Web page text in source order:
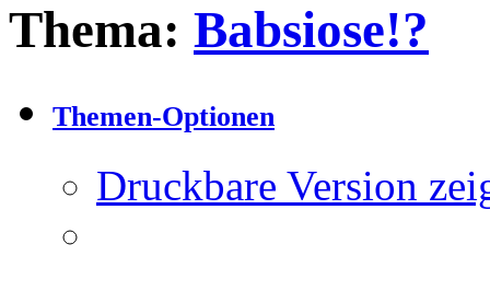
Thema: Babsiose!?
Themen-Optionen
Druckbare Version